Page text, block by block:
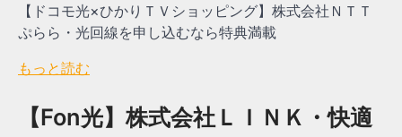
【ドコモ光×ひかりＴＶショッピング】株式会社ＮＴＴ
ぷらら・光回線を申し込むなら特典満載
もっと読む
【Fon光】株式会社ＬＩＮＫ・快適